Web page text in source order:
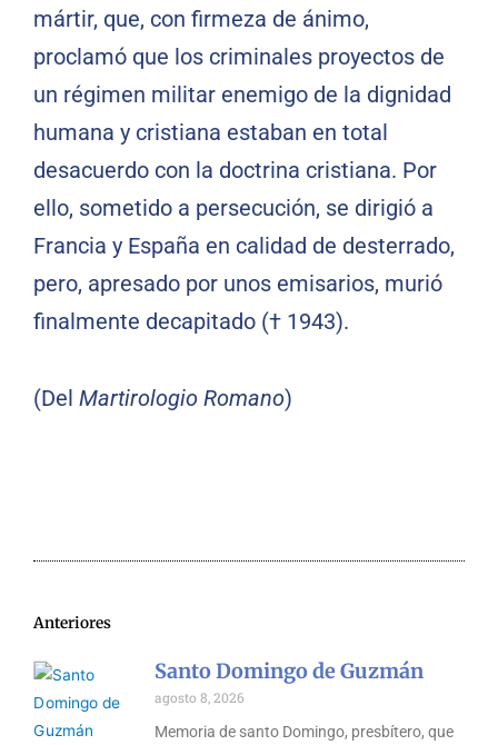
mártir, que, con firmeza de ánimo,
proclamó que los criminales proyectos de
un régimen militar enemigo de la dignidad
humana y cristiana estaban en total
desacuerdo con la doctrina cristiana. Por
ello, sometido a persecución, se dirigió a
Francia y España en calidad de desterrado,
pero, apresado por unos emisarios, murió
finalmente decapitado († 1943).
(Del Martirologio Romano)
Anteriores
Santo Domingo de Guzmán
agosto 8, 2026
Memoria de santo Domingo, presbítero, que